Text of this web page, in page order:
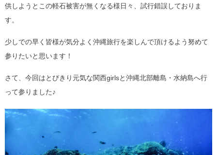
供しようとこの軽石被害が無くなる様日々、試行錯誤しておりま
す。
少しでの早く皆様が気分よく沖縄旅行を楽しんで頂けるよう努めて
参りたいと思います！
さて、今回はとびきり元気な関西girlsと沖縄北部離島・水納島へ行
って参りました♪